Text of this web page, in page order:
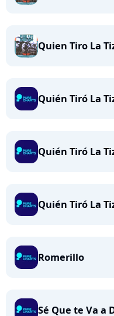
Quien Tiro La
Quién Tiró La
Quién Tiró La
Quién Tiró La
Romerillo
Sé Que te Va a